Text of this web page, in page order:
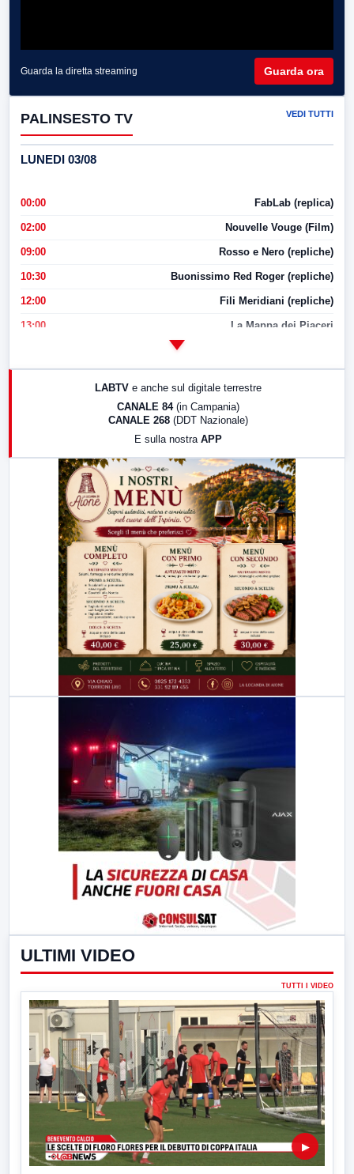
Guarda la diretta streaming Guarda ora
PALINSESTO TV VEDI TUTTI
LUNEDI 03/08
00:00 FabLab (replica)
02:00 Nouvelle Vouge (Film)
09:00 Rosso e Nero (repliche)
10:30 Buonissimo Red Roger (repliche)
12:00 Fili Meridiani (repliche)
13:00 La Mappa dei Piaceri
LabNews (replica)
LABTV e anche sul digitale terrestre
CANALE 84 (in Campania)
CANALE 268 (DDT Nazionale)
E sulla nostra APP
ULTIMI VIDEO
TUTTI I VIDEO
▶